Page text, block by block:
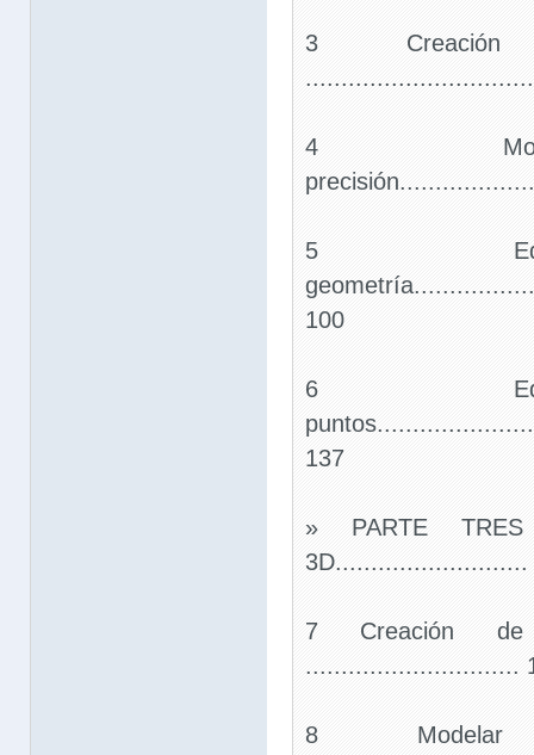
3
4
5
100
6
137
» PARTE
3D...........................
7 Creación de
..............................
8